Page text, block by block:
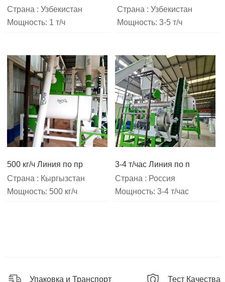
Страна : Узбекистан
Мощность: 1 т/ч
Страна : Узбекистан
Мощность: 3-5 т/ч
500 кг/ч Линия по пр
Страна : Кыргызстан
Мощность: 500 кг/ч
3-4 т/час Линия по п
Страна : Россия
Мощность: 3-4 т/час
Упаковка и Транспорт Тест Качества